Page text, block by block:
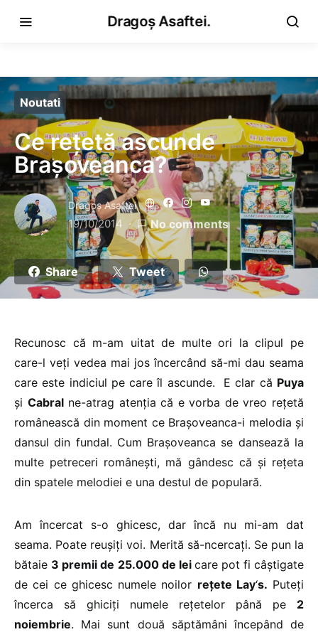
Dragoș Asaftei.
Noutati
Ce rețetă ascunde
Brașoveanca?
Dragoş Asaftei
19/10/2014 No comments
Share Tweet
Recunosc că m-am uitat de multe ori la clipul pe
care-l veți vedea mai jos încercând să-mi dau seama
care este indiciul pe care îl ascunde. E clar că Puya
și Cabralne-atrag atenția că e vorba de vreo rețetă
românească din moment ce Brașoveanca-i melodia și
dansul din fundal. Cum Brașoveanca se dansează la
multe petreceri românești, mă gândesc că și rețeta
din spatele melodiei e una destul de populară.
Am încercat s-o ghicesc, dar încă nu mi-am dat
seama. Poate reușiți voi. Merită să-ncercați. Se pun la
bătaie 3 premii de 25.000 de lei care pot fi câștigate
de cei ce ghicesc numele noilor rețete Lay‘s. Puteți
încerca să ghiciți numele rețetelor până pe 2
noiembrie. Mai sunt două săptămâni începând de